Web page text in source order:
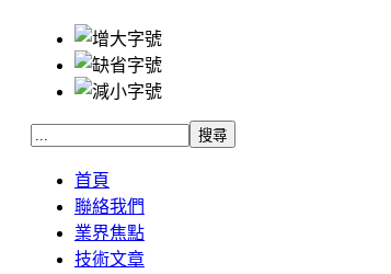
首頁
聯絡我們
業界焦點
技術文章